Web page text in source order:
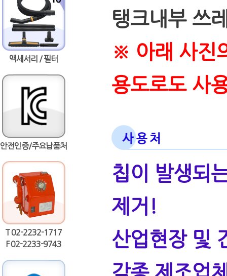
액세서리 / 필터
안전인증/주요납품처
T 02-2232-1717
F 02-2233-9743
탱크내부 쓰
※ 아래 사진
용도로도 사
칩이 발생되
제거!
산업현장 및